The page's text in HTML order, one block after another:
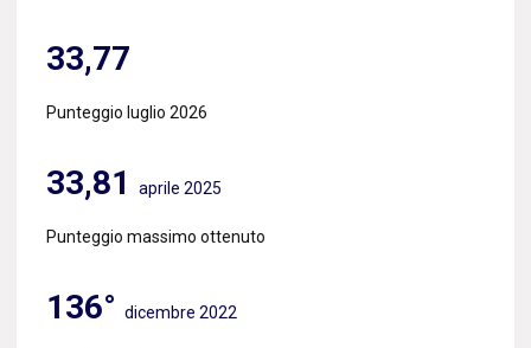
33,77
Punteggio luglio 2026
33,81 aprile 2025
Punteggio massimo ottenuto
136° dicembre 2022